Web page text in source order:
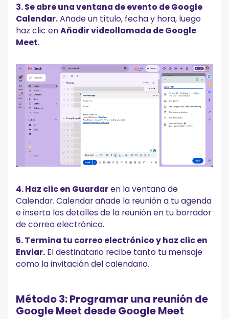
3. Se abre una ventana de evento de Google
Calendar.Añade un título, fecha y hora, luego
haz clic enAñadir videollamada de Google
Meet.
4. Haz clic en Guardaren la ventana de
Calendar. Calendar añade la reunión a tu agenda
e inserta los detalles de la reunión en tu borrador
de correo electrónico.
5. Termina tu correo electrónico y haz clic en
Enviar. El destinatario recibe tanto tu mensaje
como la invitación del calendario.
Método 3: Programar una reunión de
Google Meet desde Google Meet